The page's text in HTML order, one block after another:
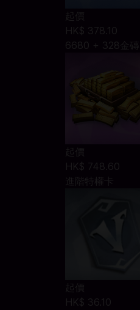
起價
HK$ 378.10
6680 + 328金磚
起價
HK$ 748.60
進階特權卡
起價
HK$ 36.10